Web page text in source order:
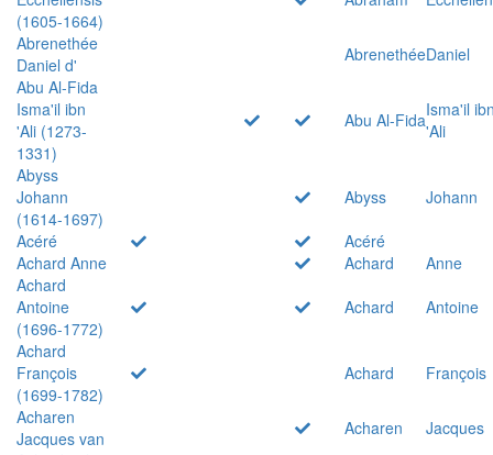
(1605-1664)
Abrenethée
Daniel d'
AbrenethéeDaniel
Abu Al-Fida
Isma'il ibn
'Ali (1273-
1331)
Abu Al-FidaIsma'il
'Ali
Abyss
Johann
(1614-1697)
Abyss
Johann
Acéré
Acéré
Achard Anne
Achard
Anne
Achard
Antoine
(1696-1772)
Achard
Antoine
Achard
François
(1699-1782)
Achard
François
Acharen
Jacques van
Acharen
Jacques